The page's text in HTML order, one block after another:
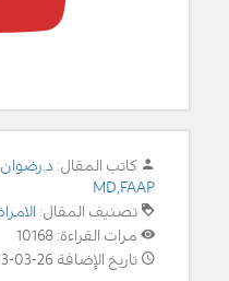
كاتب المقال:
MD,FAAP
تصنيف المقال:
مرات القراءة: 10168
تاريخ الإضافة 26-03-2013